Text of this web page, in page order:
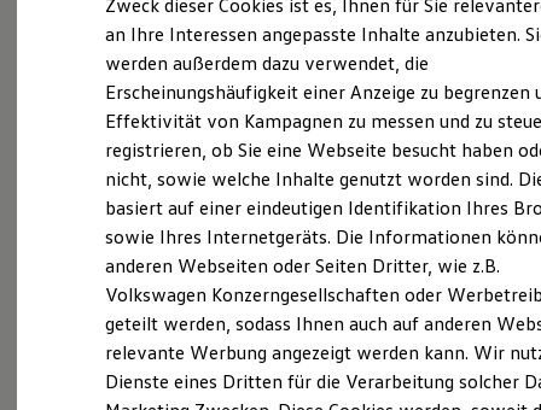
Laden
Laden unterwegs
Laden Zuhause
Ladezeitensimulator
Batterie
Sicherheit
Garantie und Lebensdauer
Nachhaltigkeit
Technologie
Kosten und Kauf
Verbrauchskosten
Kaufoptionen
E-Auto-Förderung
Software und Konnektivität
Die ID. Software 6
ID. Software Versionen und Updates
Digitale Extras
Schnittstellen zu Ihrem ID.
(Impressum & Rechtliches
Ihr Partner für Neuwagen
Gebrauchtwagenin der
Region
Die bhg Autohandelsgesellschaft mbH mit
Stammsitz in Horb am Neckar wurde 2010
gegründet. Als Vertriebspartner der Marken
Volkswagen
Volkswagen
Nutzfahrzeuge, Audi,
ŠKODA, SEAT und CUPRA zählen wir zu den
Zweck dieser Cookies ist es, Ihnen für Sie
an Ihre Interessen angepasste Inhalte anzubieten.
werden außerdem dazu verwendet, die
Erscheinungshäufigkeit einer Anzeige zu begrenzen
Effektivität von Kampagnen zu messen und zu
registrieren, ob Sie eine Webseite besucht haben
nicht, sowie welche Inhalte genutzt worden sind.
basiert auf einer eindeutigen Identifikation Ihres
sowie Ihres Internetgeräts. Die Informationen
anderen Webseiten oder Seiten Dritter, wie z.B.
Volkswagen Konzerngesellschaften oder
geteilt werden, sodass Ihnen auch auf anderen
relevante Werbung angezeigt werden kann. Wir
Dienste eines Dritten für die Verarbeitung solcher